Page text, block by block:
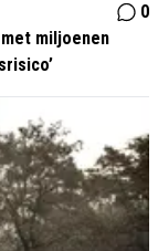
0
miljoenen